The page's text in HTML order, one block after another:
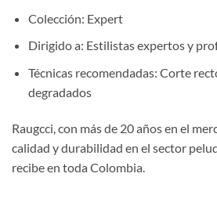
Colección: Expert
Dirigido a: Estilistas expertos y
Técnicas recomendadas: Corte
degradados
Raugcci, con más de 20 años en el
calidad y durabilidad en el sector
recibe en toda Colombia.